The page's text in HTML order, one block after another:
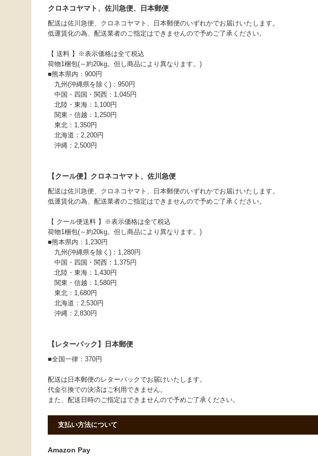
クロネコヤマト、佐川急便、日本郵便
配送は佐川急便、クロネコヤマト、日本郵便のいずれかでお届けいたします。
低運賃化の為、配送業者のご指定はできませんので予めご了承ください。
【 送料 】※表示価格は全て税込
荷物1梱包(～約20kg。但し商品により異なります。)
■熊本県内：900円
九州(沖縄県を除く)：950円
中国・四国・関西：1,045円
北陸・東海：1,100円
関東・信越：1,250円
東北：1,350円
北海道：2,200円
沖縄：2,500円
【クール便】クロネコヤマト、佐川急便
配送は佐川急便、クロネコヤマト、日本郵便のいずれかでお届けいたします。
低運賃化の為、配送業者のご指定はできませんので予めご了承ください。
【 クール便送料 】※表示価格は全て税込
荷物1梱包(～約20kg。但し商品により異なります。)
■熊本県内：1,230円
九州(沖縄県を除く)：1,280円
中国・四国・関西：1,375円
北陸・東海：1,430円
関東・信越：1,580円
東北：1,680円
北海道：2,530円
沖縄：2,830円
【レターパック】日本郵便
■全国一律：370円
配送は日本郵便のレターパックでお届けいたします。
代金引換での決済はご利用できません。
また、配送日時のご指定はできませんので予めご了承ください。
支払い方法について
Amazon Pay